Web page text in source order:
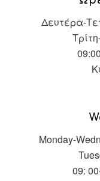
Δευτέρα-
Monday-
09: